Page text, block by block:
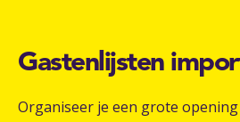
Gastenlijsten
Organiseer je een grote